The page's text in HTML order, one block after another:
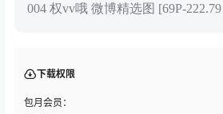
004 权vv哦 微博精选图 [69P-
下载权限
包月会员：